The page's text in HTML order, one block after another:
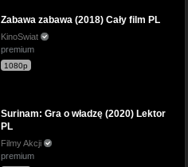
Zabawa zabawa (2018) Cały film PL
KinoSwiat
premium
1080p
Surinam: Gra o władzę (2020) Lektor
PL
Filmy Akcji
premium